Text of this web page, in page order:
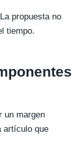
propuesta no
tiempo.
un margen
artículo que